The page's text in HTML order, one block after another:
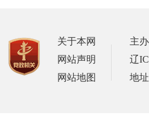
关于本网
网站声明
网站地图
主
辽
地